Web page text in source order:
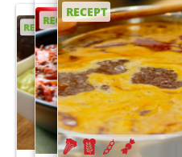
RECEPT
RECEPT
RECEPT
RECEPT
RECEPT